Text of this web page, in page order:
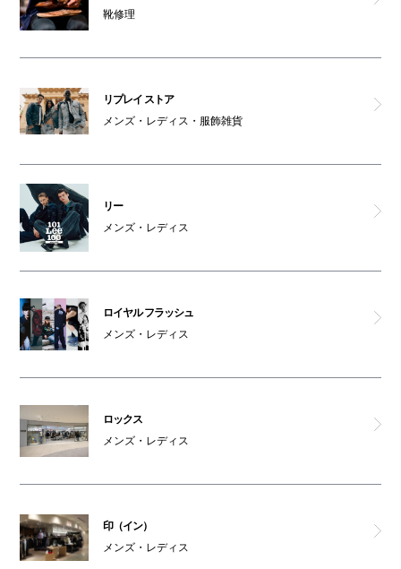
靴修理
リプレイ ストア
メンズ・レディス・服飾雑貨
リー
メンズ・レディス
ロイヤル フラッシュ
メンズ・レディス
ロックス
メンズ・レディス
印（イン）
メンズ・レディス